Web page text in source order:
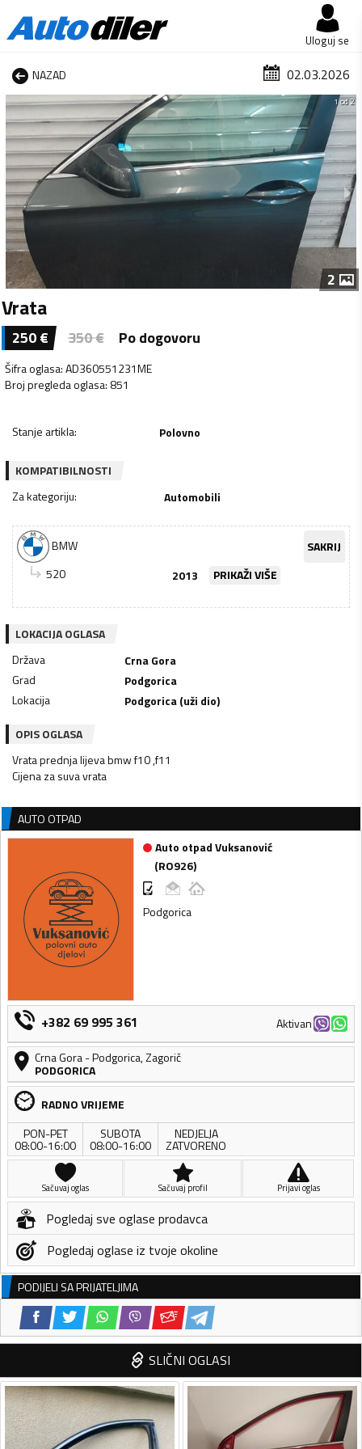
Uloguj se
NAZAD 02.03.2026
1 od 2
2
Vrata
250€ 350€ Po dogovoru
Šifra oglasa:AD360551231ME
Broj pregleda oglasa: 851
Stanje artikla: Polovno
KOMPATIBILNOSTI
Za kategoriju: Automobili
BMW
SAKRIJ
520
2013 PRIKAŽI VIŠE
LOKACIJA OGLASA
Država
Crna Gora
Grad
Podgorica
Lokacija
Podgorica (uži dio)
OPIS OGLASA
Vrata prednja lijeva bmw f10 ,f11
Cijena za suva vrata
AUTO OTPAD
Auto otpad Vuksanović
(RO926)
Podgorica
+382 69 995 361
Aktivan
Crna Gora-Podgorica,Zagorič
PODGORICA
RADNO VRIJEME
PON-PET
08:00-16:00
SUBOTA
08:00-16:00
NEDJELJA
ZATVORENO
Sačuvaj oglas Sačuvaj profil Prijavi oglas
Pogledaj sve oglase prodavca
Pogledaj oglase iz tvoje okoline
PODIJELI SA PRIJATELJIMA
SLIČNI OGLASI